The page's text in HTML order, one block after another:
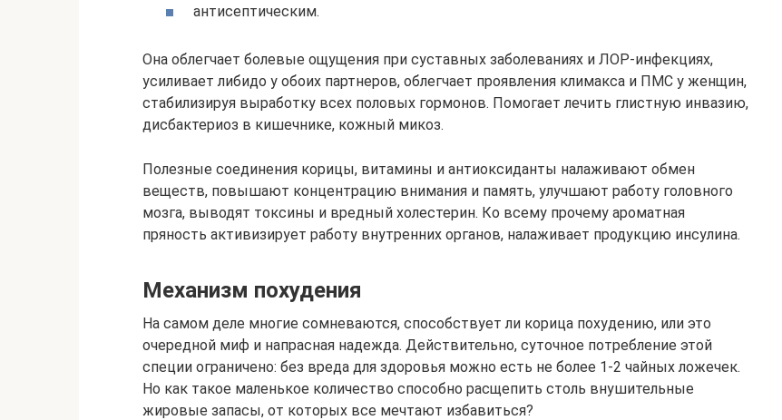
антисептическим.
Она облегчает болевые ощущения при суставных заболеваниях и ЛОР-инфекциях,
усиливает либидо у обоих партнеров, облегчает проявления климакса и ПМС у женщин,
стабилизируя выработку всех половых гормонов. Помогает лечить глистную инвазию,
дисбактериоз в кишечнике, кожный микоз.
Полезные соединения корицы, витамины и антиоксиданты налаживают обмен
веществ, повышают концентрацию внимания и память, улучшают работу головного
мозга, выводят токсины и вредный холестерин. Ко всему прочему ароматная
пряность активизирует работу внутренних органов, налаживает продукцию инсулина.
Механизм похудения
На самом деле многие сомневаются, способствует ли корица похудению, или это
очередной миф и напрасная надежда. Действительно, суточное потребление этой
специи ограничено: без вреда для здоровья можно есть не более 1-2 чайных ложечек.
Но как такое маленькое количество способно расщепить столь внушительные
жировые запасы, от которых все мечтают избавиться?